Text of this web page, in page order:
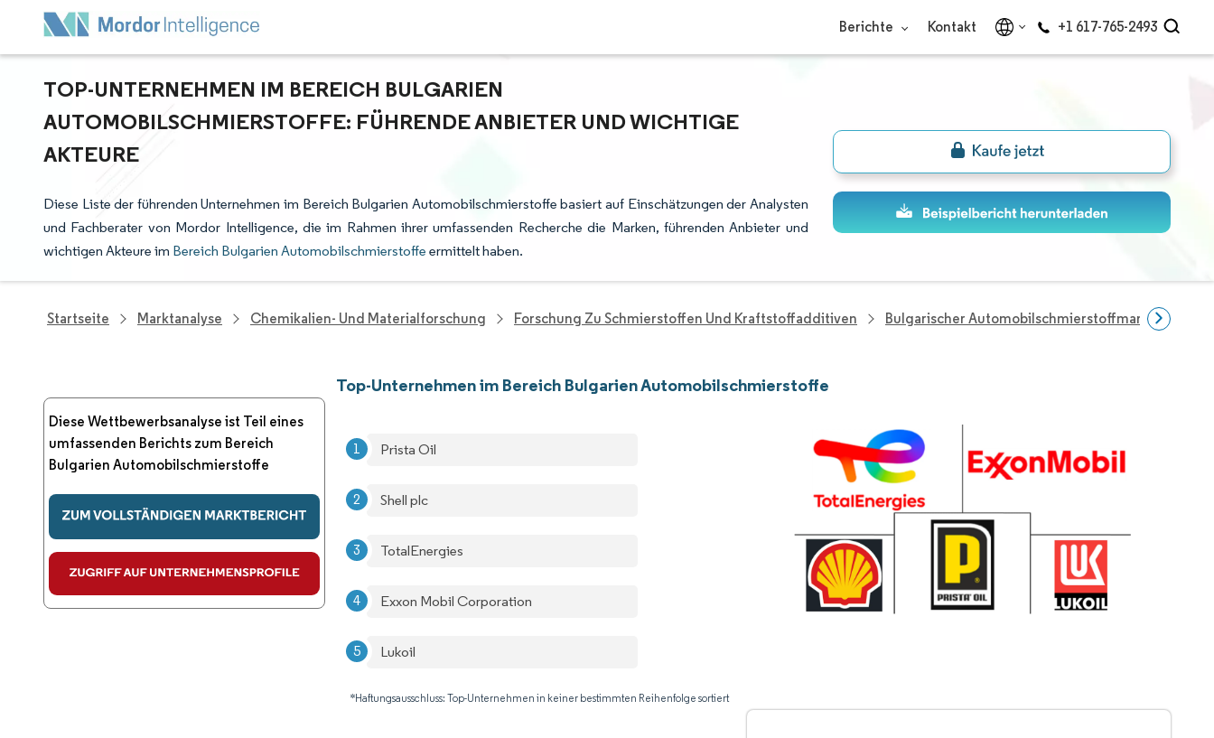
Berichte Kontakt +1 617-765-2493
TOP-UNTERNEHMEN IM BEREICH BULGARIEN
AUTOMOBILSCHMIERSTOFFE: FÜHRENDE ANBIETER UND WICHTIGE
AKTEURE
Diese Liste der führenden Unternehmen im Bereich Bulgarien Automobilschmierstoffe basiert auf Einschätzungen der Analysten
und Fachberater von Mordor Intelligence, die im Rahmen ihrer umfassenden Recherche die Marken, führenden Anbieter und
wichtigen Akteure im Bereich Bulgarien Automobilschmierstoffe ermittelt haben.
Startseite Marktanalyse Chemikalien- Und Materialforschung Forschung Zu Schmierstoffen Und Kraftstoffadditiven Bulgarischer Automobilschmierstoffmarkt
Diese Wettbewerbsanalyse ist Teil eines
umfassenden Berichts zum Bereich
Bulgarien Automobilschmierstoffe
Top-Unternehmen im Bereich Bulgarien Automobilschmierstoffe
Prista Oil
Shell plc
TotalEnergies
Exxon Mobil Corporation
Lukoil
*Haftungsausschluss: Top-Unternehmen in keiner bestimmten Reihenfolge sortiert